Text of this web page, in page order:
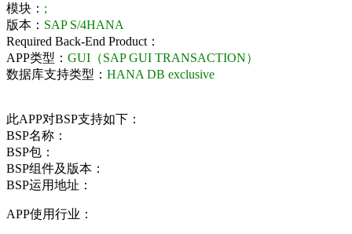
模块： ;
版本： SAP S/4HANA
Required Back-End Product：
APP类型： GUI（SAP GUI TRANSACTION）
数据库支持类型： HANA DB exclusive
此APP对BSP支持如下：
BSP名称：
BSP包：
BSP组件及版本：
BSP运用地址：
APP使用行业：